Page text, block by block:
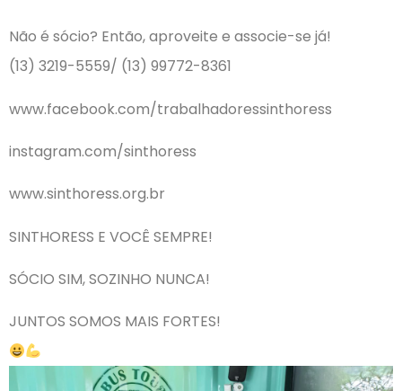
Não é sócio? Então, aproveite e associe-se já!
(13) 3219-5559/ (13) 99772-8361
www.facebook.com/trabalhadoressinthoress
instagram.com/sinthoress
www.sinthoress.org.br
SINTHORESS E VOCÊ SEMPRE!
SÓCIO SIM, SOZINHO NUNCA!
JUNTOS SOMOS MAIS FORTES!